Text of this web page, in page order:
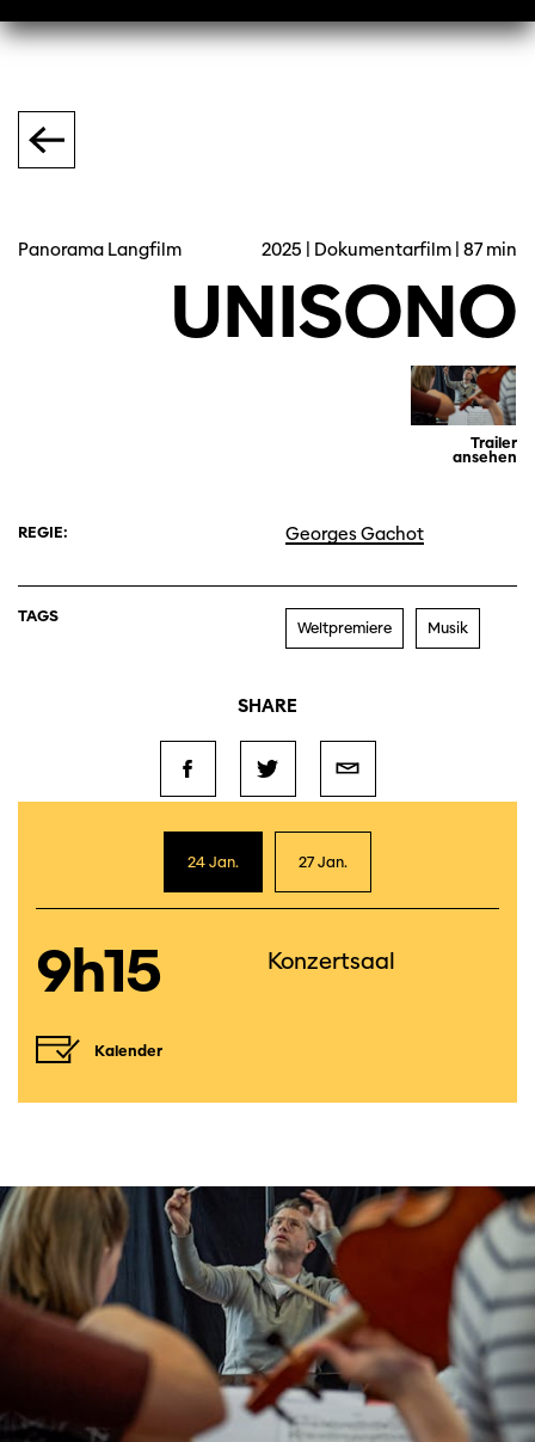
Panorama Langfilm 2025 | Dokumentarfilm | 87 min
UNISONO
Trailer
ansehen
REGIE: Georges Gachot
TAGS
Weltpremiere Musik
SHARE
24 Jan. 27 Jan.
9h15 Konzertsaal
Kalender